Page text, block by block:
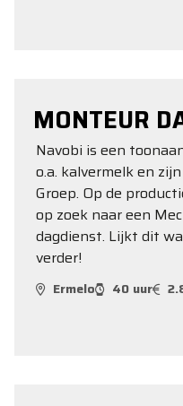
MONTEUR
Navobi is een
o.a. kalvermelk en
Groep. Op de
op zoek naar een
dagdienst. Lijkt dit
verder!
Ermelo 40 uur